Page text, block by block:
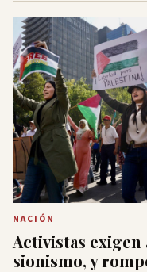
NACIÓN
Activistas exigen
sionismo, y